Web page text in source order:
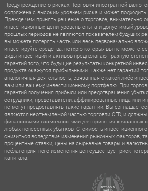
Предупреждение о рисках: Торговля иностранной
сопряжена с высоким уровнем риска и может подходить
Прежде чем принять решение о торговле, внимательно
инвестиционные цели, уровень опыта и допустимый
прошлых периодов не являются показателем будущих
вы можете потерять часть или весь первоначально
инвестируйте средства, потерю которых вы не можете
виды инвестиций и активов предполагают разную
гарантий того, что будущие результаты конкретной
продукта окажутся прибыльными. Также нет гарантий
аналогичная деятельность, связанная с какой-либо
вам или вашему инвестиционному портфелю. При
гарантий получения прибыли или предотвращения
сотрудники, представители, аффилированные лица или
не могут предоставлять такие гарантии. Вы
являются неотъемлемой частью торговли CFD, и
финансовыми возможностями для принятия связанных
любых понесённых убытков. Стоимость
снизиться вследствие изменения рыночных факторов,
процентные ставки, цены на сырьевые товары и
неблагоприятного изменения цен существует риск
капитала.